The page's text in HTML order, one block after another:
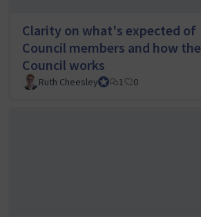
Clarity on what's expected of
Council members and how the
Council works
Ruth CheesleyMautic Project Lead
1 0